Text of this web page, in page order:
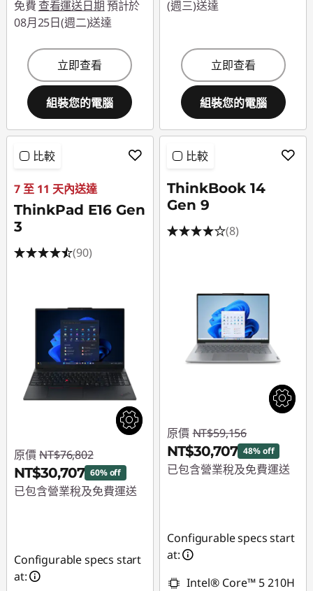
免費 查看運送日期預計於
08月25日(週二)送達
立即查看
組裝您的電腦
(週三)送達
立即查看
組裝您的電腦
比較
7 至 11 天內送達
ThinkPad E16 Gen
3
(90)
原價 NT$76,802
NT$30,707 60% off
已包含營業稅及免費運送
Configurable specs start
at:
比較
ThinkBook 14
Gen 9
(8)
原價 NT$59,156
NT$30,707 48% off
已包含營業稅及免費運送
Configurable specs start
at:
Intel® Core™ 5 210H